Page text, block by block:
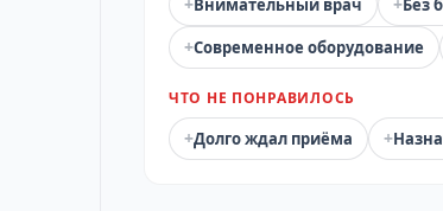
Внимательный врач Без
+Современное оборудование
ЧТО НЕ ПОНРАВИЛОСЬ
+Долго ждал приёма +